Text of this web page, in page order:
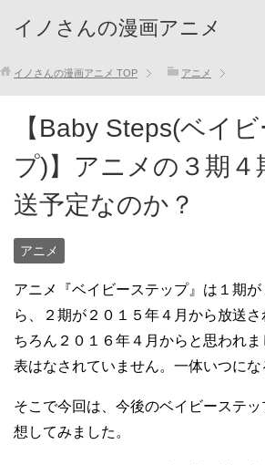
イノさんの漫画アニメ
イノさんの漫画アニメ TOP アニメ
【Baby Steps(ベイ
プ)】アニメの３期４
送予定なのか？
アニメ
アニメ『ベイビーステップ』は１期
ら、２期が２０１５年４月から放送
ちろん２０１６年４月からと思われ
表はなされていません。一体いつにな
そこで今回は、今後のベイビーステ
想してみました。